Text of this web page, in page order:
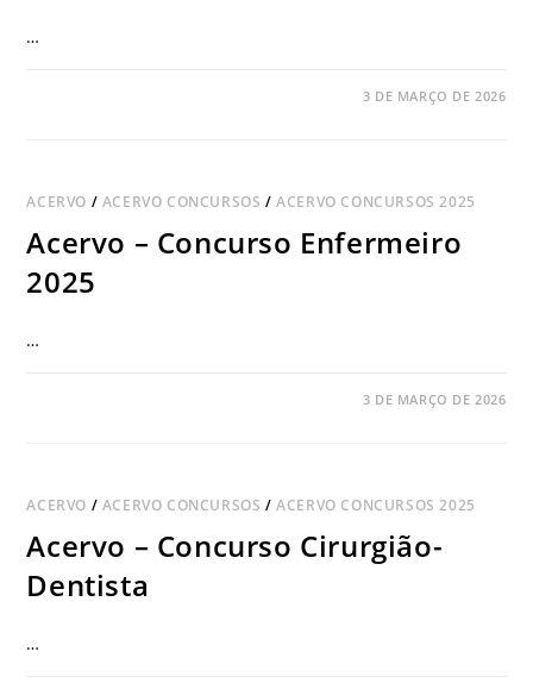
…
3 DE MARÇO DE 2026
ACERVO / ACERVO CONCURSOS /ACERVO CONCURSOS 2025
Acervo – Concurso Enfermeiro
2025
…
3 DE MARÇO DE 2026
ACERVO / ACERVO CONCURSOS /ACERVO CONCURSOS 2025
Acervo – Concurso Cirurgião-
Dentista
…